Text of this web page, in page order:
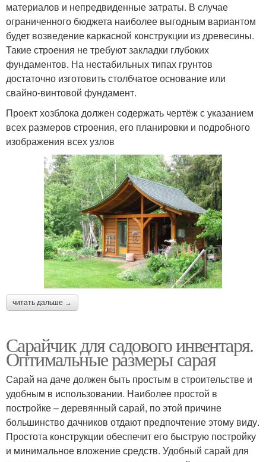
материалов и непредвиденные затраты. В случае
ограниченного бюджета наиболее выгодным вариантом
будет возведение каркасной конструкции из древесины.
Такие строения не требуют закладки глубоких
фундаментов. На нестабильных типах грунтов
достаточно изготовить столбчатое основание или
свайно-винтовой фундамент.
Проект хозблока должен содержать чертёж с указанием
всех размеров строения, его планировки и подробного
изображения всех узлов
читать дальше →
Сарайчик для садового инвентаря.
Оптимальные размеры сарая
Сарай на даче должен быть простым в строительстве и
удобным в использовании. Наиболее простой в
постройке – деревянный сарай, по этой причине
большинство дачников отдают предпочтение этому виду.
Простота конструкции обеспечит его быструю постройку
и минимальное вложение средств. Удобный сарай для